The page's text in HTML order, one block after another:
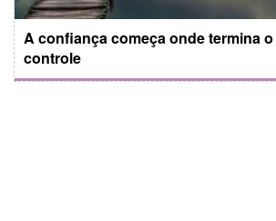
A confiança começa onde termina o
controle